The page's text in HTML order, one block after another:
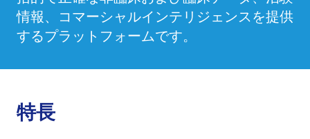
情報、コマーシャルインテリジェンスを提供
するプラットフォームです。
特長